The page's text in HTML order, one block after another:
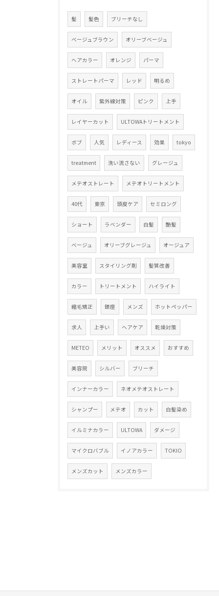
髪 髪色 ブリーチなし
ベージュブラウン オリーブベージュ
ヘアカラー オレンジ パーマ
ストレートパーマ レッド 明るめ
オイル 紫外線対策 ピンク 上手
レイヤーカット ULTOWAトリートメント
ボブ 人気 レディース 効果 tokyo
treatment 洗い流さない グレージュ
メテオストレート メテオトリートメント
40代 東京 頭皮ケア セミロング
ショート ラベンダー 白髪 艶髪
ベージュ オリーブグレージュ オージュア
美容室 スタイリング剤 髪質改善
カラー トリートメント ハイライト
縮毛矯正 銀座 メンズ ホットペッパー
求人 上手い ヘアケア 乾燥対策
METEO メリット オススメ おすすめ
美容院 シルバー ブリーチ
インナーカラー ネオメテオストレート
シャンプー メテオ カット 白髪染め
イルミナカラー ULTOWA ダメージ
マイクロバブル イノアカラー TOKIO
メンズカット メンズカラー